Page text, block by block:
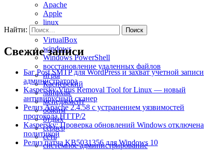
Apache
Apple
linux
macOS
VirtualBox
windows
Windows PowerShell
восстановление удаленных файлов
игры
Касперский
лайфхак
менеджмент
обжим
отдых
сервер
сеть
системное администрирование
Найти:
Свежие записи
Баг Post SMTP для WordPress и захват учетной записи
администратора
Kaspersky Virus Removal Tool for Linux — новый
антивирусный сканер
Релиз Apache 2.4.58 с устранением уязвимостей
протокола HTTP/2
Kaspersky: Проверка обновлений Windows отключена
политикой
Релиз патча KB5031356 для Windows 10